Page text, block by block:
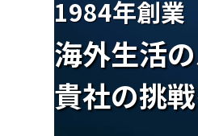
1984年創業
海外生活
貴社の挑